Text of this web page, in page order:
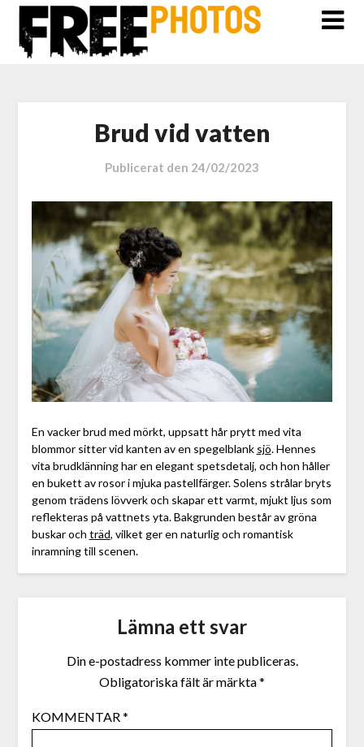
Brud vid vatten
Publicerat den 24/02/2023
En vacker brud med mörkt, uppsatt hår prytt med vita
blommor sitter vid kanten av en spegelblank sjö. Hennes
vita brudklänning har en elegant spetsdetalj, och hon håller
en bukett av rosor i mjuka pastellfärger. Solens strålar bryts
genom trädens lövverk och skapar ett varmt, mjukt ljus som
reflekteras på vattnets yta. Bakgrunden består av gröna
buskar och träd, vilket ger en naturlig och romantisk
inramning till scenen.
Lämna ett svar
Din e-postadress kommer inte publiceras.
Obligatoriska fält är märkta*
KOMMENTAR *